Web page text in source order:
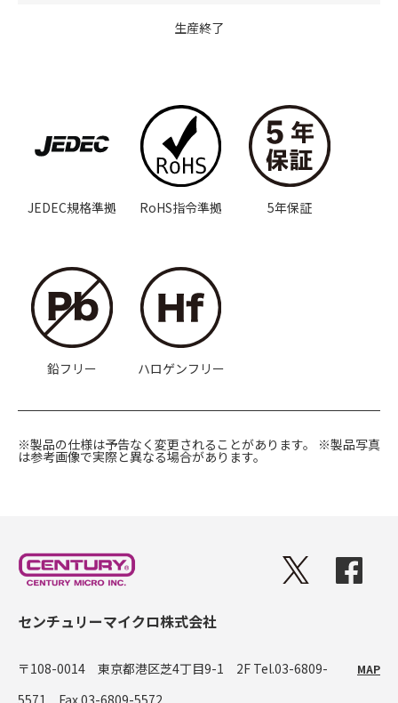
生産終了
JEDEC規格準拠 RoHS指令準拠 5年保証
鉛フリー ハロゲンフリー
※製品の仕様は予告なく変更されることがあります。 ※製品写真
は参考画像で実際と異なる場合があります。
センチュリーマイクロ株式会社
〒108-0014 東京都港区芝4丁目9-1 2F Tel.03-6809-
MAP